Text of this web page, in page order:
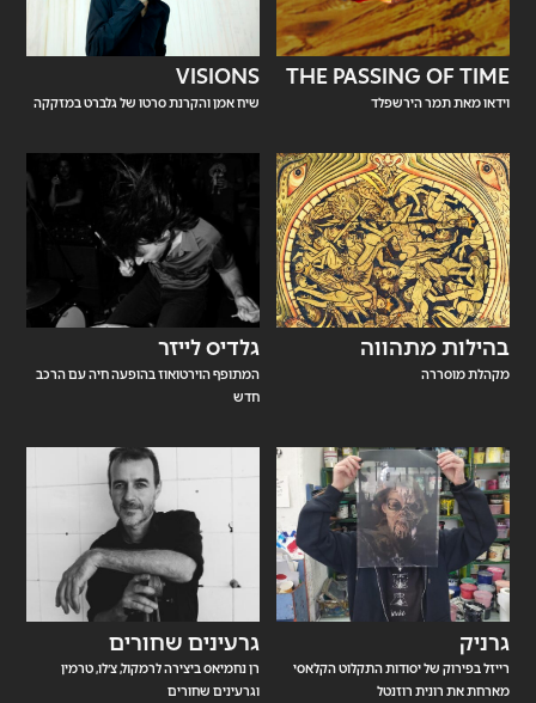
THE PASSING OF TIME
וידאו מאת תמר הירשפלד
VISIONS
שיח אמן והקרנת סרטו של גלברט במזקקה
בהילות מתהווה
מקהלת מוסררה
גלדיס לייזר
המתופף הוירטואוז בהופעה חיה עם הרכב
חדש
גרניק
רייזל בפירוק של יסודות התקלוט הקלאסי
מארחת את רונית רוזנטל
גרעינים שחורים
רן נחמיאס ביצירה לרמקול, צ׳לו, טרמין
וגרעינים שחורים